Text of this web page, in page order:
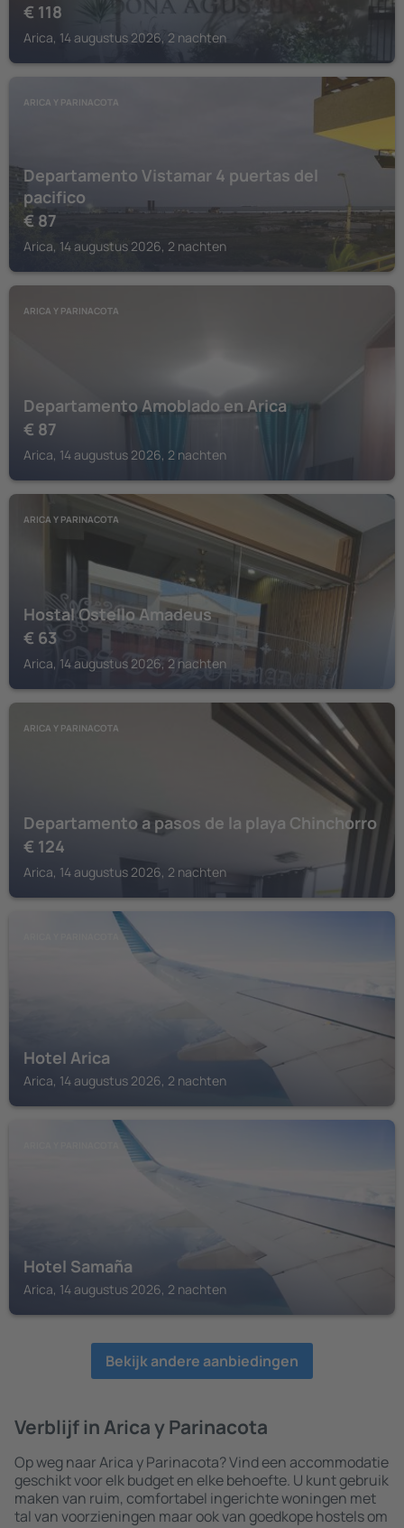
€ 118
Arica, 14 augustus 2026, 2 nachten
ARICA Y PARINACOTA
Departamento Vistamar 4 puertas del
pacifico
€ 87
Arica, 14 augustus 2026, 2 nachten
ARICA Y PARINACOTA
Departamento Amoblado en Arica
€ 87
Arica, 14 augustus 2026, 2 nachten
ARICA Y PARINACOTA
Hostal Ostello Amadeus
€ 63
Arica, 14 augustus 2026, 2 nachten
ARICA Y PARINACOTA
Departamento a pasos de la playa Chinchorro
€ 124
Arica, 14 augustus 2026, 2 nachten
Hotel Arica
Arica, 14 augustus 2026, 2 nachten
Hotel Samaña
Arica, 14 augustus 2026, 2 nachten
Bekijk andere aanbiedingen
Verblijf in Arica y Parinacota
Op weg naar Arica y Parinacota? Vind een accommodatie
geschikt voor elk budget en elke behoefte. U kunt gebruik
maken van ruim, comfortabel ingerichte woningen met
tal van voorzieningen maar ook van goedkope hostels om